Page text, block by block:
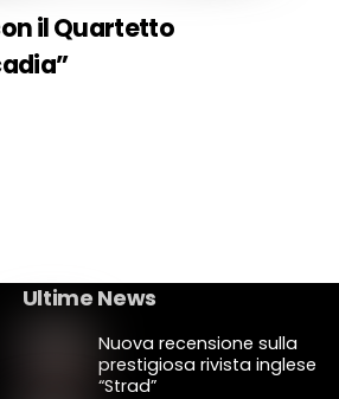
il Quartetto
Ultime News
Nuova recensione sulla
prestigiosa rivista inglese
“Strad”